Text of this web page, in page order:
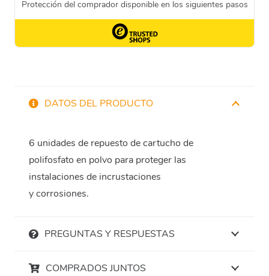
DATOS DEL PRODUCTO
6 unidades de repuesto de cartucho de
polifosfato en polvo para proteger las
instalaciones de incrustaciones
y corrosiones.
PREGUNTAS Y RESPUESTAS
COMPRADOS JUNTOS